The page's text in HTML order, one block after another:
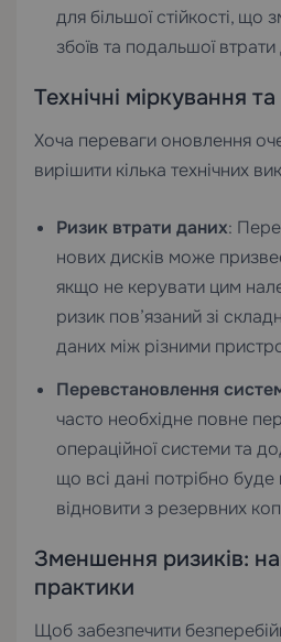
для більшої стійкості, що
збоїв та подальшої
Технічні міркування
Хоча переваги оновлення
вирішити кілька технічних
Ризик втрати даних:
нових дисків може
якщо не керувати цим
ризик пов’язаний зі
даних між різними
Перевстановлення
часто необхідне повне
операційної системи та
що всі дані потрібно буде
відновити з резервних
Зменшення ризиків:
практики
Щоб забезпечити